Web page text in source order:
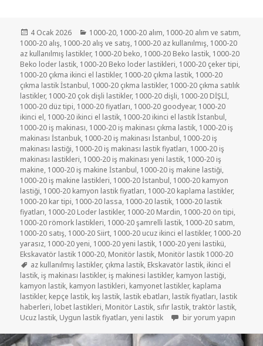
Yayın
tarihi
4 Ocak 2026 Kategoriler
1000-20, 1000-20 alım, 1000-20 alım ve satım,
1000-20 alış, 1000-20 alış ve satış, 1000-20 az kullanılmış, 1000-20
az kullanılmış lastikler, 1000-20 beko, 1000-20 Beko lastik, 1000-20
Beko loder lastik, 1000-20 Beko loder lastikleri, 1000-20 çeker tipi,
1000-20 çıkma ikinci el lastikler, 1000-20 çıkma lastik, 1000-20
çıkma lastik İstanbul, 1000-20 çıkma lastikler, 1000-20 çıkma satılık
lastikler, 1000-20 çok dişli lastikler, 1000-20 dişli, 1000-20 DİŞLİ,
1000-20 düz tipi, 1000-20 fiyatları, 1000-20 goodyear, 1000-20
ikinci el, 1000-20 ikinci el lastik, 1000-20 ikinci el lastik İstanbul,
1000-20 iş makinası, 1000-20 iş makinası çıkma lastik, 1000-20 iş
makinası İstanbuk, 1000-20 iş makinası İstanbul, 1000-20 iş
makinası lastiği, 1000-20 iş makinası lastik fiyatları, 1000-20 iş
makinası lastikleri, 1000-20 iş makinası yeni lastik, 1000-20 iş
makine, 1000-20 iş makine İstanbul, 1000-20 iş makine lastiği,
1000-20 iş makine lastikleri, 1000-20 İstanbul, 1000-20 kamyon
lastiği, 1000-20 kamyon lastik fiyatları, 1000-20 kaplama lastikler,
1000-20 kar tipi, 1000-20 lassa, 1000-20 lastik, 1000-20 lastik
fiyatları, 1000-20 Loder lastikler, 1000-20 Mardin, 1000-20 ön tipi,
1000-20 römork lastikleri, 1000-20 şamrelli lastik, 1000-20 satım,
1000-20 satış, 1000-20 Siirt, 1000-20 ucuz ikinci el lastikler, 1000-20
yarasız, 1000-20 yeni, 1000-20 yeni lastik, 1000-20 yeni lastikü,
Ekskavatör lastik 1000-20, Monitör lastik, Monitör lastik 1000-20
Etiketler
az kullanılmış lastikler, çıkma lastik, Ekskavatör lastik, ikinci el
lastik, iş makinası lastikler, iş makinesi lastikler, kamyon lastiği,
kamyon lastik, kamyon lastikleri, kamyonet lastikler, kaplama
lastikler, kepçe lastik, kış lastik, lastik ebatları, lastik fiyatları, lastik
haberleri, lobet lastikleri, Monitör Lastik, sıfır lastik,traktör lastik,
Ucuz lastik, Uygun lastik fiyatları,yeni lastik 1000-20 MONİTÖR
bir yorum yapın